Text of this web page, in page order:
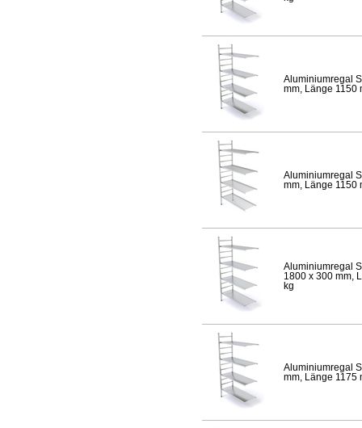
Aluminiumregal
mm, Länge 1150
Aluminiumregal
mm, Länge 1150
Aluminiumregal
1800 x 300 mm,
kg
Aluminiumregal
mm, Länge 1175